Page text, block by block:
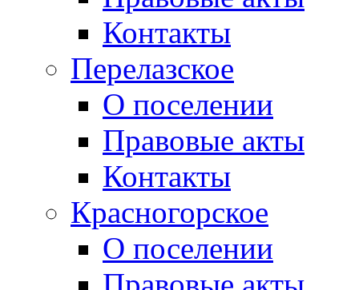
Контакты
Перелазское
О поселении
Правовые акты
Контакты
Красногорское
О поселении